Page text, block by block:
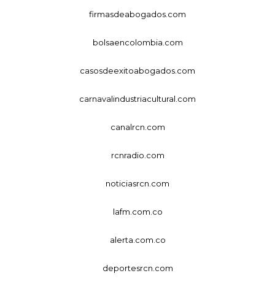
firmasdeabogados.com
bolsaencolombia.com
casosdeexitoabogados.com
carnavalindustriacultural.com
canalrcn.com
rcnradio.com
noticiasrcn.com
lafm.com.co
alerta.com.co
deportesrcn.com